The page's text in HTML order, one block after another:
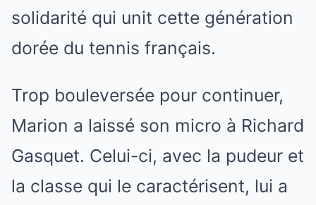
solidarité qui unit cette génération
dorée du tennis français.
Trop bouleversée pour continuer,
Marion a laissé son micro à Richard
Gasquet. Celui-ci, avec la pudeur et
la classe qui le caractérisent, lui a